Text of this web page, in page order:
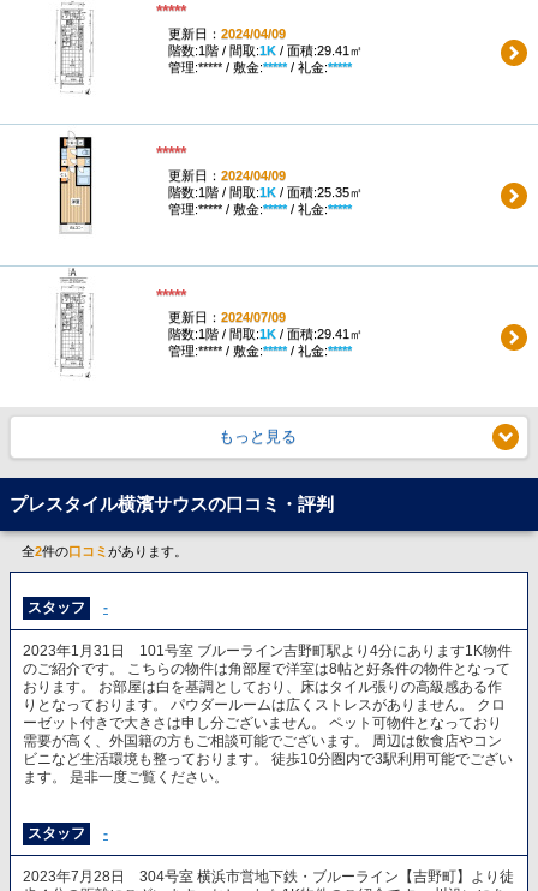
*****
更新日： 2024/04/09
階数:1階 / 間取:1K/ 面積:29.41㎡
管理:***** / 敷金:*****/ 礼金:*****
*****
更新日： 2024/04/09
階数:1階 / 間取:1K/ 面積:25.35㎡
管理:***** / 敷金:*****/ 礼金:*****
*****
更新日： 2024/07/09
階数:1階 / 間取:1K/ 面積:29.41㎡
管理:***** / 敷金:*****/ 礼金:*****
もっと見る
プレスタイル横濱サウスの口コミ・評判
全2件の口コミ があります。
スタッフ -
2023年1月31日 101号室 ブルーライン吉野町駅より4分にあります1K物件
のご紹介です。 こちらの物件は角部屋で洋室は8帖と好条件の物件となって
おります。 お部屋は白を基調としており、床はタイル張りの高級感ある作
りとなっております。 パウダールームは広くストレスがありません。 クロ
ーゼット付きで大きさは申し分ございません。 ペット可物件となっており
需要が高く、外国籍の方もご相談可能でございます。 周辺は飲食店やコン
ビニなど生活環境も整っております。 徒歩10分圏内で3駅利用可能でござい
ます。 是非一度ご覧ください。
スタッフ -
2023年7月28日 304号室 横浜市営地下鉄・ブルーライン【吉野町】より徒